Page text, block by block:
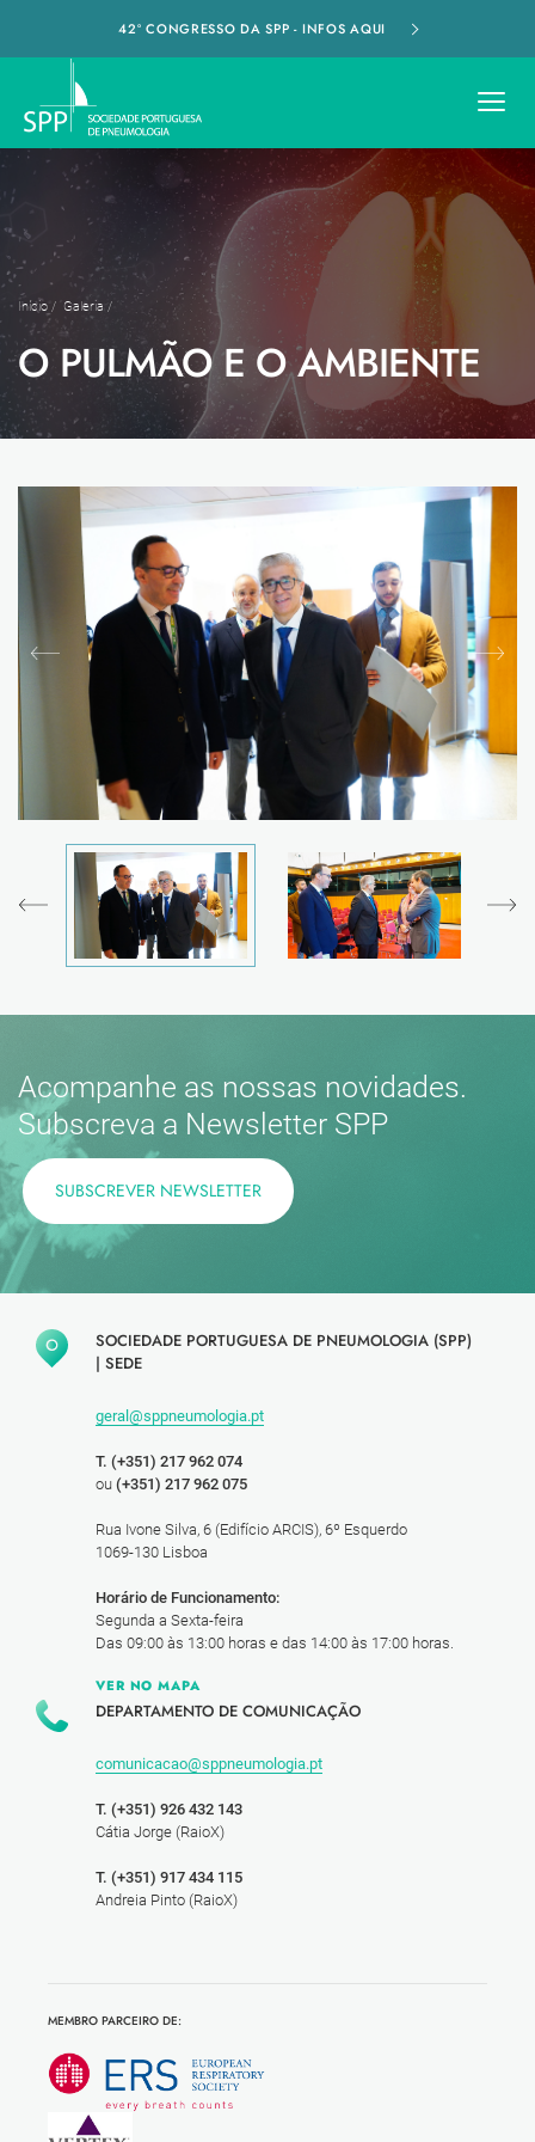
42º CONGRESSO DA SPP - INFOS AQUI
Início / Galeria /
O PULMÃO E O AMBIENTE
Acompanhe as nossas novidades.
Subscreva a Newsletter SPP
SUBSCREVER NEWSLETTER
SOCIEDADE PORTUGUESA DE PNEUMOLOGIA (SPP)
| SEDE
geral@sppneumologia.pt
T. (+351) 217 962 074
ou (+351) 217 962 075
Rua Ivone Silva, 6 (Edifício ARCIS), 6º Esquerdo
1069-130 Lisboa
Horário de Funcionamento:
Segunda a Sexta-feira
Das 09:00 às 13:00 horas e das 14:00 às 17:00 horas.
VER NO MAPA
DEPARTAMENTO DE COMUNICAÇÃO
comunicacao@sppneumologia.pt
T. (+351) 926 432 143
Cátia Jorge (RaioX)
T. (+351) 917 434 115
Andreia Pinto (RaioX)
MEMBRO PARCEIRO DE: